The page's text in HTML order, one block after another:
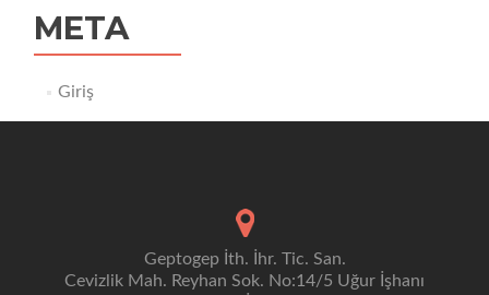
META
Giriş
Geptogep İth. İhr. Tic. San.
Cevizlik Mah. Reyhan Sok. No:14/5 Uğur İşhanı